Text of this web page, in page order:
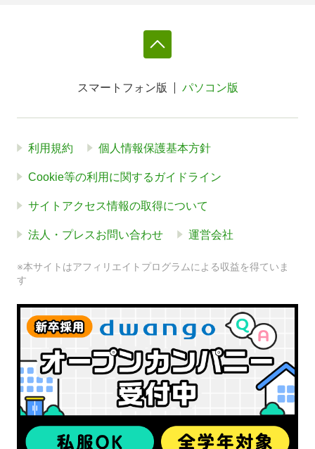
スマートフォン版 パソコン版
利用規約 個人情報保護基本方針
Cookie等の利用に関するガイドライン
サイトアクセス情報の取得について
法人・プレスお問い合わせ 運営会社
※本サイトはアフィリエイトプログラムによる収益を得ていま
す